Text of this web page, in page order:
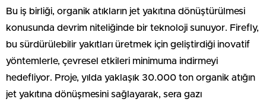
Bu iş birliği, organik atıkların jet yakıtına dönüştürülmesi
konusunda devrim niteliğinde bir teknoloji sunuyor. Firefly,
bu sürdürülebilir yakıtları üretmek için geliştirdiği inovatif
yöntemlerle, çevresel etkileri minimuma indirmeyi
hedefliyor. Proje, yılda yaklaşık 30.000 ton organik atığın
jet yakıtına dönüşmesini sağlayarak, sera gazı